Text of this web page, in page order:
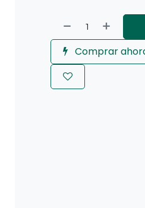
Comprar